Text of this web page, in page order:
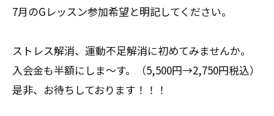
7月のGレッスン参加希望と明記してください。
ストレス解消、運動不足解消に初めてみませんか。
入会金も半額にしま～す。（5,500円→2,750円税込）
是非、お待ちしております！！！